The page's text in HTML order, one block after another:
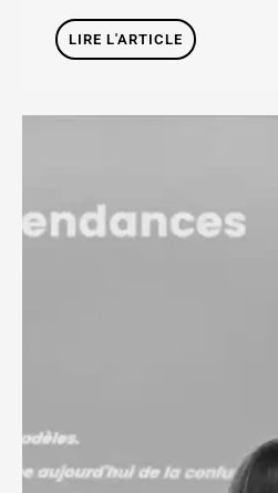
LIRE L'ARTICLE